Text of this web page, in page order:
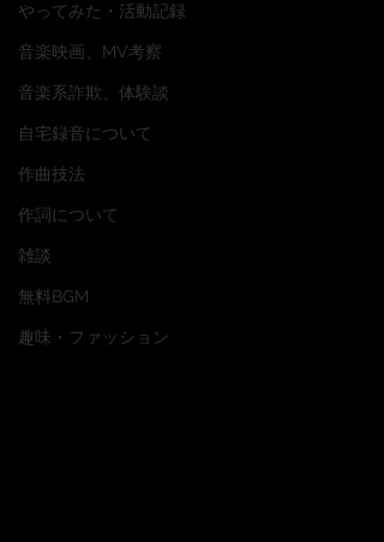
やってみた・活動記録
音楽映画、MV考察
音楽系詐欺、体験談
自宅録音について
作曲技法
作詞について
雑談
無料BGM
趣味・ファッション